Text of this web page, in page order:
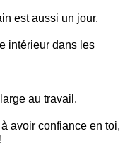
est aussi un jour.
intérieur dans les
au travail.
avoir confiance en toi,